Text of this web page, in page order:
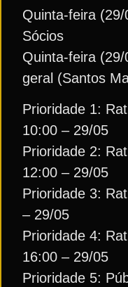
Quinta-feira
Sócios
Quinta-feira
geral (Santos
Prioridade 1:
10:00 – 29/05
Prioridade 2:
12:00 – 29/05
Prioridade 3:
– 29/05
Prioridade 4:
16:00 – 29/05
Prioridade 5: